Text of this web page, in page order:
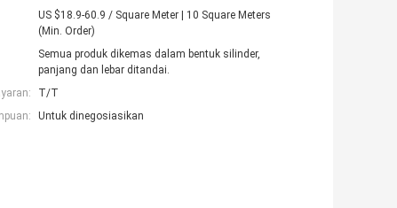
US $18.9-60.9 / Square Meter | 10 Square Meters
(Min. Order)
Semua produk dikemas dalam bentuk silinder,
panjang dan lebar ditandai.
T/T
Untuk dinegosiasikan